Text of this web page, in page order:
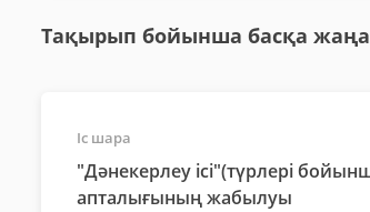
Тақырып бойынша басқа
Іс шара
"Дәнекерлеу ісі"(түрлері
апталығының жабылуы